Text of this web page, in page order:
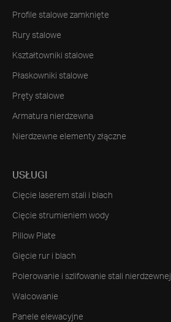
Profile stalowe zamknięte
Rury stalowe
Kształtowniki stalowe
Płaskowniki stalowe
Pręty stalowe
Armatura nierdzewna
Nierdzewne elementy złączne
USŁUGI
Cięcie laserem stali i blach
Cięcie strumieniem wody
Pillow Plate
Gięcie rur i blach
Polerowanie i szlifowanie stali nierdzewnej
Walcowanie
Panele elewacyjne